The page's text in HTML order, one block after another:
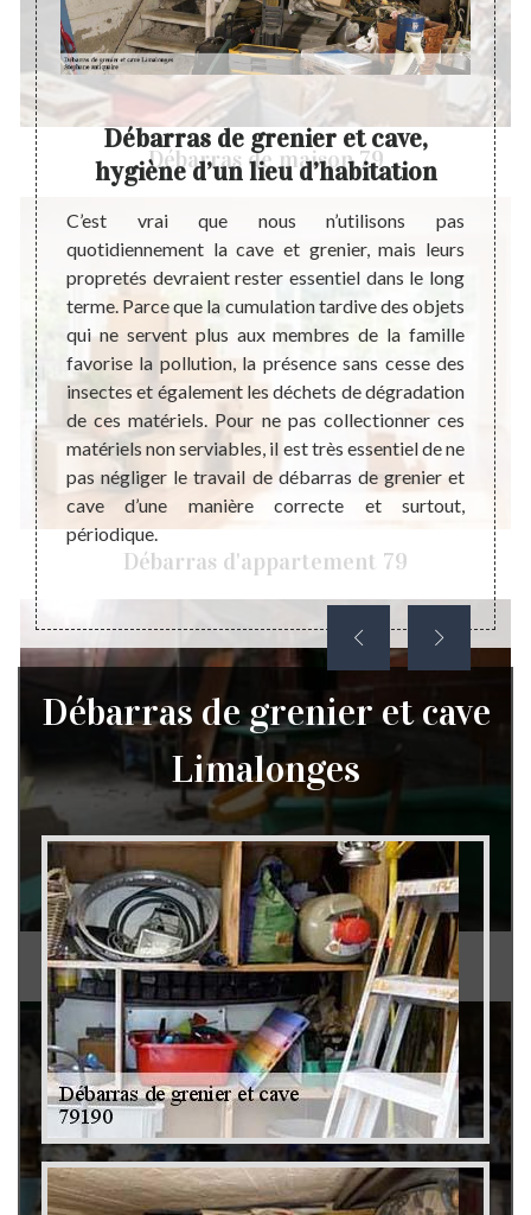
Débarras de maison 79
Débarras d'appartement 79
Débarras de grenier et cave 79
de
pour
ne
dans
et
que
ne
les
Débarras de grenier et cave,
hygiène d’un lieu d’habitation
C’est vrai que nous n’utilisons pas
quotidiennement la cave et grenier, mais leurs
propretés devraient rester essentiel dans le long
terme. Parce que la cumulation tardive des objets
qui ne servent plus aux membres de la famille
favorise la pollution, la présence sans cesse des
insectes et également les déchets de dégradation
de ces matériels. Pour ne pas collectionner ces
matériels non serviables, il est très essentiel de ne
pas négliger le travail de débarras de grenier et
cave d’une manière correcte et surtout,
périodique.
Si
de
des
Débarras de grenier et cave
Limalonges